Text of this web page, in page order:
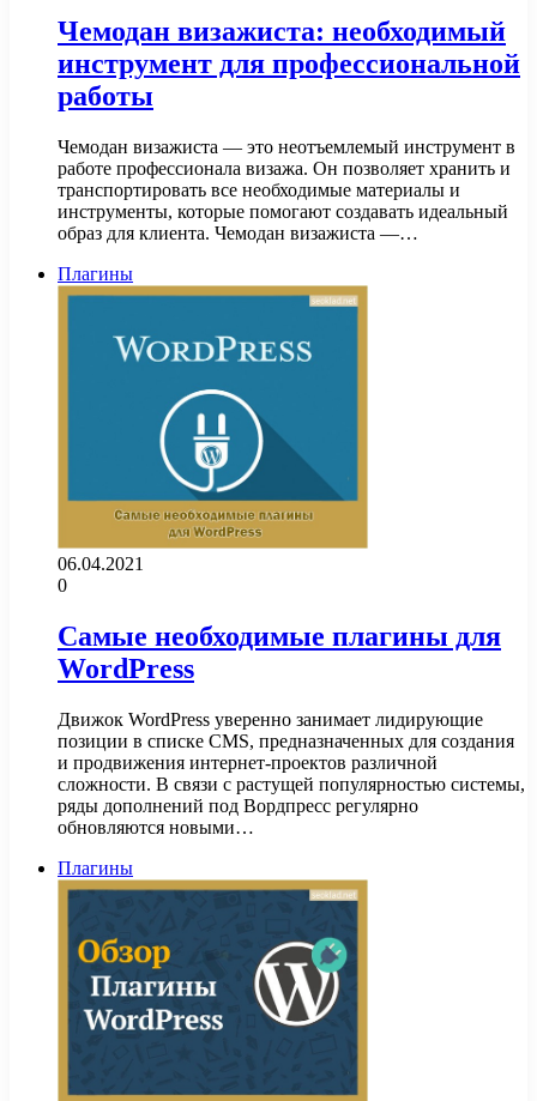
Чемодан визажиста: необходимый
инструмент для профессиональной
работы
Чемодан визажиста — это неотъемлемый инструмент в
работе профессионала визажа. Он позволяет хранить и
транспортировать все необходимые материалы и
инструменты, которые помогают создавать идеальный
образ для клиента. Чемодан визажиста —…
Плагины
06.04.2021
0
Самые необходимые плагины для
WordPress
Движок WordPress уверенно занимает лидирующие
позиции в списке CMS, предназначенных для создания
и продвижения интернет-проектов различной
сложности. В связи с растущей популярностью системы,
ряды дополнений под Вордпресс регулярно
обновляются новыми…
Плагины